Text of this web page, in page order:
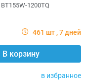
BT155W-1200TQ
461 шт 7 дней
В корзину
в избранное